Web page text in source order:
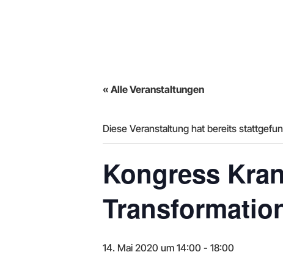
« Alle Veranstaltungen
Diese Veranstaltung hat bereits
Kongress
14. Mai 2020 um 14:00 - 18:00